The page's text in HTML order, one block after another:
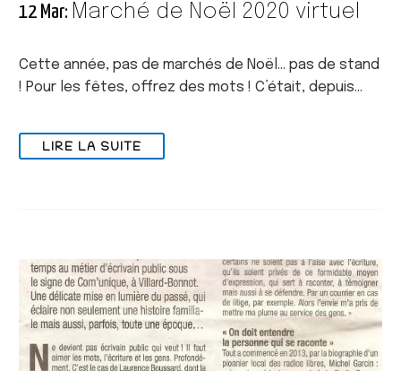
12 Mar: Marché de Noël 2020 virtuel
Cette année, pas de marchés de Noël… pas de stand
! Pour les fêtes, offrez des mots ! C’était, depuis…
LIRE LA SUITE